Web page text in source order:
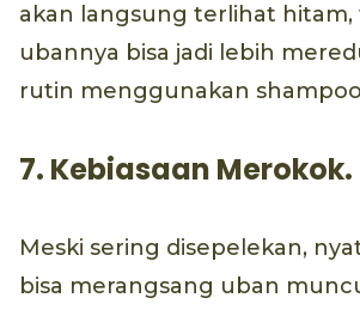
akan langsung terlihat hitam,
ubannya bisa jadi lebih
rutin menggunakan
7. Kebiasaan Merokok.
Meski sering disepelekan,
bisa merangsang uban